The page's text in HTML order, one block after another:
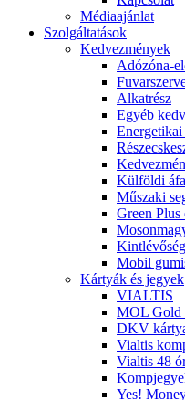
Médiaajánlat
Szolgáltatások
Kedvezmények
Adózóna-
Alkatrész
Egyéb
Külföldi
Műszaki
Green Plus
Mobil
Kártyák és jegyek
VIALTIS
MOL Gold
DKV
Vialtis
Vialtis 48
Yes!